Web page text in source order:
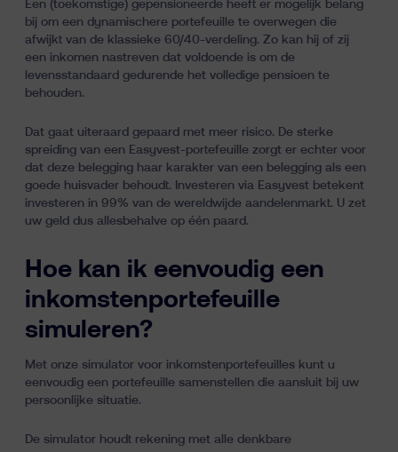
Een (toekomstige) gepensioneerde heeft er mogelijk belang
bij om een dynamischere portefeuille te overwegen die
afwijkt van de klassieke 60/40-verdeling. Zo kan hij of zij
een inkomen nastreven dat voldoende is om de
levensstandaard gedurende het volledige pensioen te
behouden.
Dat gaat uiteraard gepaard met meer risico. De sterke
spreiding van een Easyvest-portefeuille zorgt er echter voor
dat deze belegging haar karakter van een belegging als een
goede huisvader behoudt. Investeren via Easyvest betekent
investeren in 99% van de wereldwijde aandelenmarkt. U zet
uw geld dus allesbehalve op één paard.
Hoe kan ik eenvoudig een
inkomstenportefeuille
simuleren?
Met onze simulator voor inkomstenportefeuilles kunt u
eenvoudig een portefeuille samenstellen die aansluit bij uw
persoonlijke situatie.
De simulator houdt rekening met alle denkbare